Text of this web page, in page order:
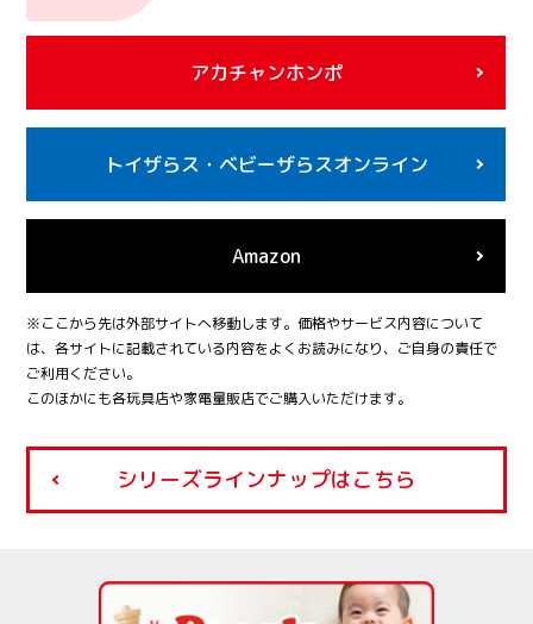
アカチャンホンポ
トイザらス・ ベビーザらスオンライン
Amazon
※ここから先は外部サイトへ移動します。価格やサービス内容について
は、各サイトに記載されている内容をよくお読みになり、ご自身の責任で
ご利用ください。
このほかにも各玩具店や家電量販店でご購入いただけます。
シリーズラインナップはこちら